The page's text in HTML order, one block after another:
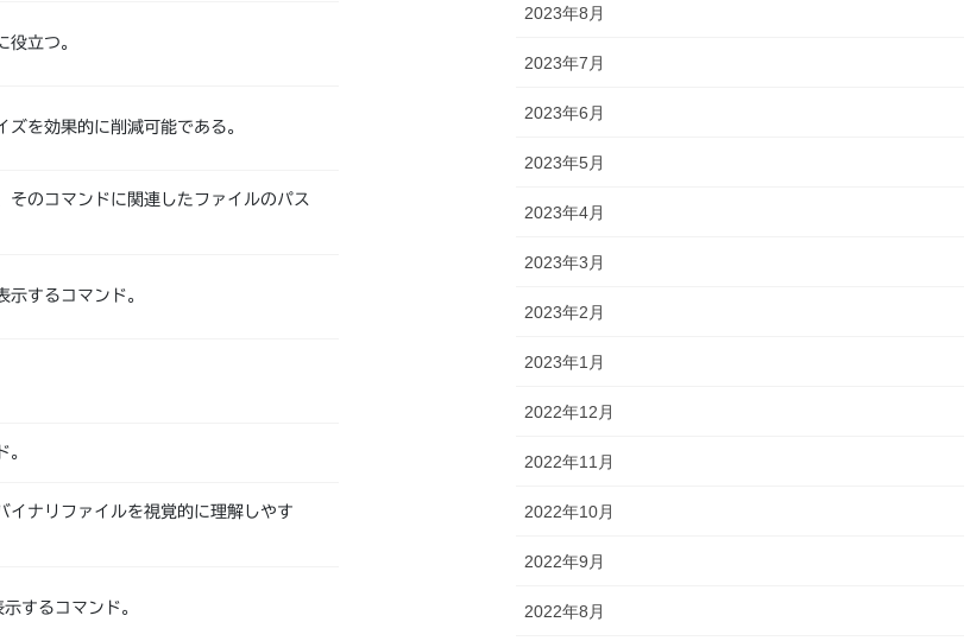
立つ。
を効果的に削減可能である。
のコマンドに関連したファイルのパス
するコマンド。
。
ナリファイルを視覚的に理解しやす
するコマンド。
2023年8月
2023年7月
2023年6月
2023年5月
2023年4月
2023年3月
2023年2月
2023年1月
2022年12月
2022年11月
2022年10月
2022年9月
2022年8月